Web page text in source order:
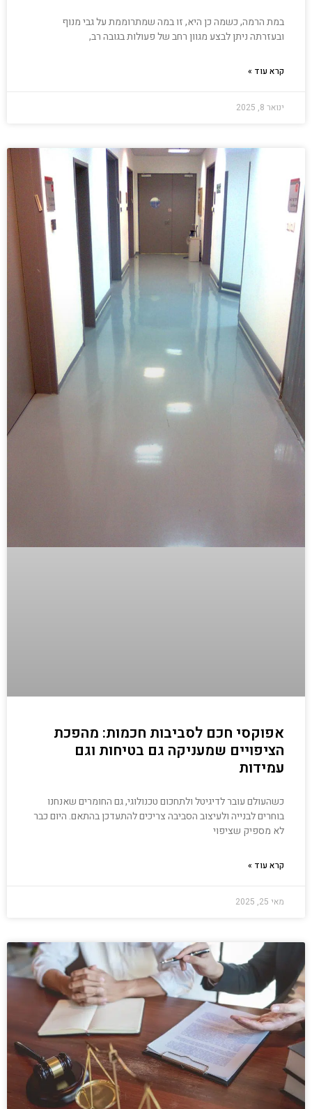
במת הרמה, כשמה כן היא, זו במה שמתרוממת על גבי מנוף
ובעזרתה ניתן לבצע מגוון רחב של פעולות בגובה רב,
קרא עוד »
ינואר 8, 2025
אפוקסי חכם לסביבות חכמות: מהפכת
הציפויים שמעניקה גם בטיחות וגם
עמידות
כשהעולם עובר לדיגיטל ולתחכום טכנולוגי, גם החומרים שאנחנו
בוחרים לבנייה ולעיצוב הסביבה צריכים להתעדכן בהתאם. היום כבר
לא מספיק שציפוי
קרא עוד »
מאי 25, 2025